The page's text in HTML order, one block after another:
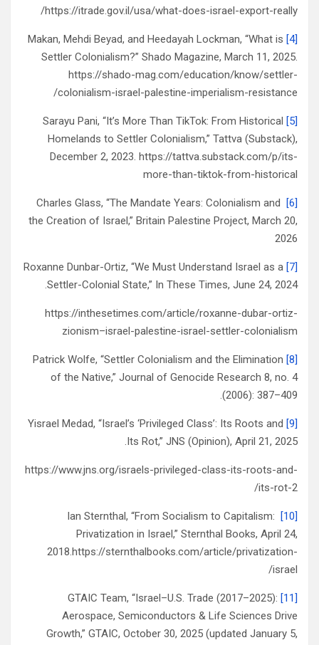
https://itrade.gov.il/usa/what-does-israel-export-really/
[4]
Makan, Mehdi Beyad, and Heedayah Lockman, “What is
Settler Colonialism?” Shado Magazine, March 11, 2025.
https://shado-mag.com/education/know/settler-
colonialism-israel-palestine-imperialism-resistance/
[5]
Sarayu Pani, “It’s More Than TikTok: From Historical
Homelands to Settler Colonialism,” Tattva (Substack),
December 2, 2023. https://tattva.substack.com/p/its-
more-than-tiktok-from-historical
[6]
Charles Glass, “The Mandate Years: Colonialism and
the Creation of Israel,” Britain Palestine Project, March 20,
2026
[7]
Roxanne Dunbar-Ortiz, “We Must Understand Israel as a
Settler-Colonial State,” In These Times, June 24, 2024.
https://inthesetimes.com/article/roxanne-dubar-ortiz-
zionism–israel-palestine-israel-settler-colonialism
[8]
Patrick Wolfe, “Settler Colonialism and the Elimination
of the Native,” Journal of Genocide Research 8, no. 4
(2006): 387–409.
[9]
Yisrael Medad, “Israel’s ‘Privileged Class’: Its Roots and
Its Rot,” JNS (Opinion), April 21, 2025.
https://www.jns.org/israels-privileged-class-its-roots-and-
its-rot-2/
[10]
Ian Sternthal, “From Socialism to Capitalism:
Privatization in Israel,” Sternthal Books, April 24,
2018.https://sternthalbooks.com/article/privatization-
israel/
[11]
GTAIC Team, “Israel–U.S. Trade (2017–2025):
Aerospace, Semiconductors & Life Sciences Drive
Growth,” GTAIC, October 30, 2025 (updated January 5,